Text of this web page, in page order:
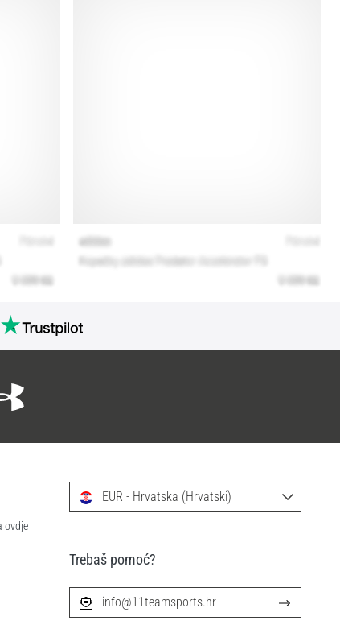
ovdje
EUR - Hrvatska (Hrvatski)
Trebaš pomoć?
info@11teamsports.hr